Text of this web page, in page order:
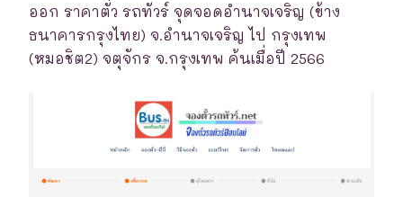
ออก ราคาตั๋ว รถทัวร์ จุดจอดอำนาจเจริญ (ข้าง
ธนาคารกรุงไทย) จ.อำนาจเจริญ ไป กรุงเทพ
(หมอชิต2) จตุจักร จ.กรุงเทพ ค้นเมื่อปี 2566